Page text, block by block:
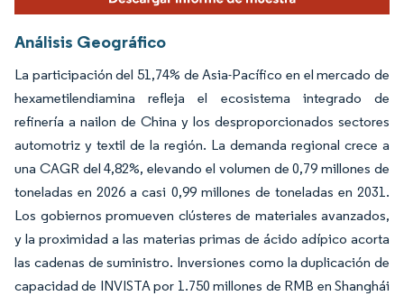
Análisis Geográfico
La participación del 51,74% de Asia-Pacífico en el mercado de
hexametilendiamina refleja el ecosistema integrado de
refinería a nailon de China y los desproporcionados sectores
automotriz y textil de la región. La demanda regional crece a
una CAGR del 4,82%, elevando el volumen de 0,79 millones de
toneladas en 2026 a casi 0,99 millones de toneladas en 2031.
Los gobiernos promueven clústeres de materiales avanzados,
y la proximidad a las materias primas de ácido adípico acorta
las cadenas de suministro. Inversiones como la duplicación de
capacidad de INVISTA por 1.750 millones de RMB en Shanghái